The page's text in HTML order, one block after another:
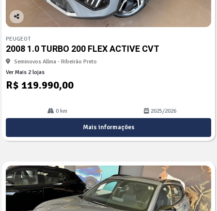
Co
arti
lhe
PEUGEOT
2008 1.0 TURBO 200 FLEX ACTIVE CVT
Seminovos Allma - Ribeirão Preto
Ver Mais 2 lojas
R$ 119.990,00
0 km 2025/2026
Mais informações